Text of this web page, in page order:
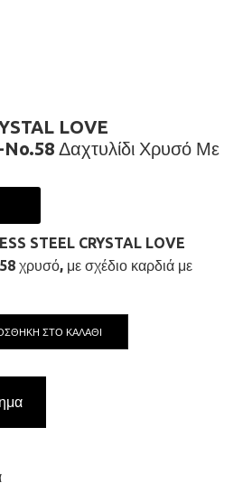
LOVE
Δαχτυλίδι Χρυσό Με
STEEL CRYSTAL LOVE
χρυσό, με σχέδιο καρδιά με
ΣΤΟ ΚΑΛΆΘΙ